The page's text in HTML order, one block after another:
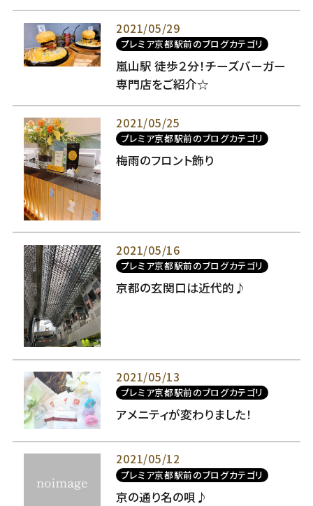
2021/05/29
プレミア京都駅前のブログカテゴリ
嵐山駅 徒歩２分！チーズバーガー
専門店をご紹介☆
2021/05/25
プレミア京都駅前のブログカテゴリ
梅雨のフロント飾り
2021/05/16
プレミア京都駅前のブログカテゴリ
京都の玄関口は近代的♪
2021/05/13
プレミア京都駅前のブログカテゴリ
アメニティが変わりました！
2021/05/12
プレミア京都駅前のブログカテゴリ
京の通り名の唄♪